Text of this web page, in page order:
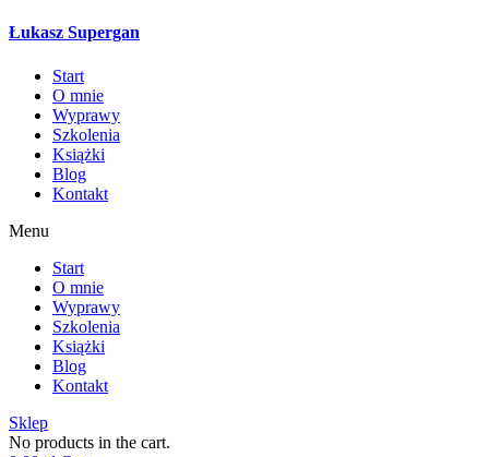
Łukasz Supergan
Start
O mnie
Wyprawy
Szkolenia
Książki
Blog
Kontakt
Menu
Start
O mnie
Wyprawy
Szkolenia
Książki
Blog
Kontakt
Sklep
No products in the cart.